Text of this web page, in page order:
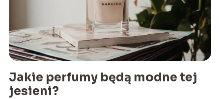
Jakie perfumy będą modne tej
jesieni?